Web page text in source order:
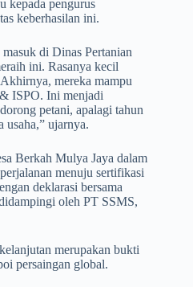
kepada pengurus
keberhasilan ini.
di Dinas Pertanian
ini. Rasanya kecil
mereka mampu
ISPO. Ini menjadi
petani, apalagi tahun
usaha,” ujarnya.
Berkah Mulya Jaya dalam
menuju sertifikasi
deklarasi bersama
oleh PT SSMS,
merupakan bukti
persaingan global.